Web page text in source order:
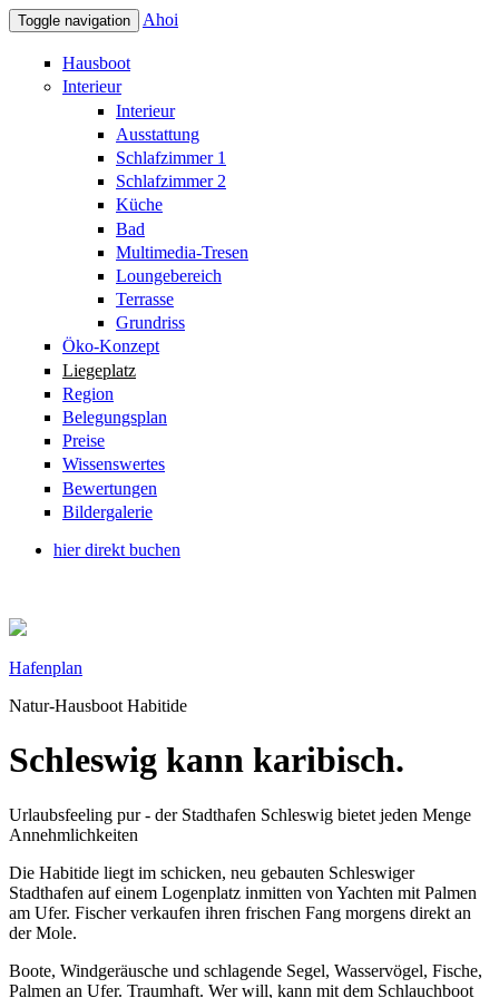
Direkt zum Inhalt
Toggle navigation Ahoi
Hausboot
Interieur
Interieur
Ausstattung
Schlafzimmer 1
Schlafzimmer 2
Küche
Bad
Multimedia-Tresen
Loungebereich
Terrasse
Grundriss
Öko-Konzept
Liegeplatz
Region
Belegungsplan
Preise
Wissenswertes
Bewertungen
Bildergalerie
hier direkt buchen
Hafenplan
Natur-Hausboot Habitide
Schleswig kann karibisch.
Urlaubsfeeling pur - der Stadthafen Schleswig bietet jeden Menge
Annehmlichkeiten
Die Habitide liegt im schicken, neu gebauten Schleswiger
Stadthafen auf einem Logenplatz inmitten von Yachten mit Palmen
am Ufer. Fischer verkaufen ihren frischen Fang morgens direkt an
der Mole.
Boote, Windgeräusche und schlagende Segel, Wasservögel, Fische,
Palmen an Ufer. Traumhaft. Wer will, kann mit dem Schlauchboot